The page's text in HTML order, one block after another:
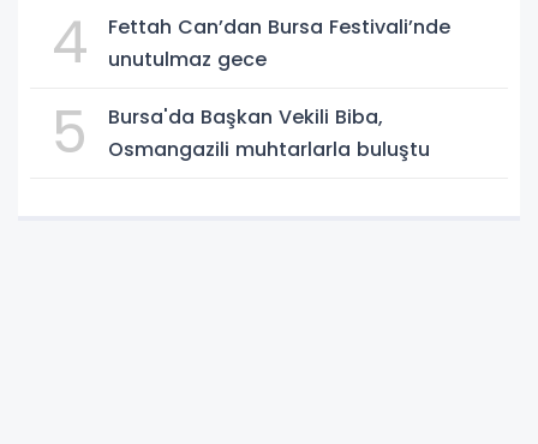
4
Fettah Can’dan Bursa Festivali’nde
unutulmaz gece
5
Bursa'da Başkan Vekili Biba,
Osmangazili muhtarlarla buluştu